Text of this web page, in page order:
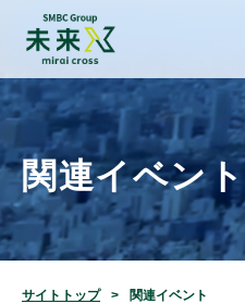
関連イベント
サイトトップ 関連イベント